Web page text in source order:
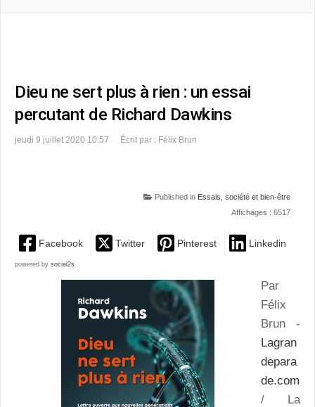
Dieu ne sert plus à rien : un essai
percutant de Richard Dawkins
jeudi 9 juillet 2020 10:57 Écrit par : Félix Brun
Published in Essais, société et bien-être
Affichages : 6517
Facebook Twitter Pinterest Linkedin
powered by social2s
Par
Félix
Brun -
Lagran
depara
de.com
/ La